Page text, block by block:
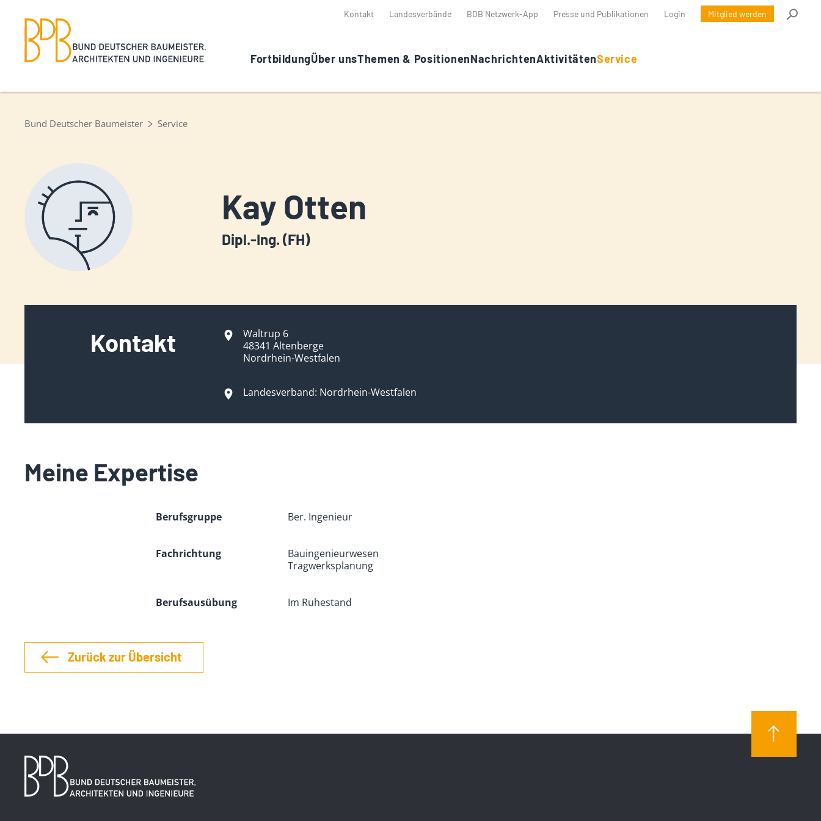
Kontakt Landesverbände BDB Netzwerk-App Presse und Publikationen Login Mitglied werden
FortbildungÜber unsThemen & PositionenNachrichtenAktivitätenService
Bund Deutscher Baumeister Service
Kay Otten
Dipl.-Ing. (FH)
Kontakt
Waltrup 6
48341 Altenberge
Nordrhein-Westfalen
Landesverband: Nordrhein-Westfalen
Meine Expertise
Berufsgruppe Ber. Ingenieur
Fachrichtung
Bauingenieurwesen
Tragwerksplanung
Berufsausübung Im Ruhestand
Zurück zur Übersicht